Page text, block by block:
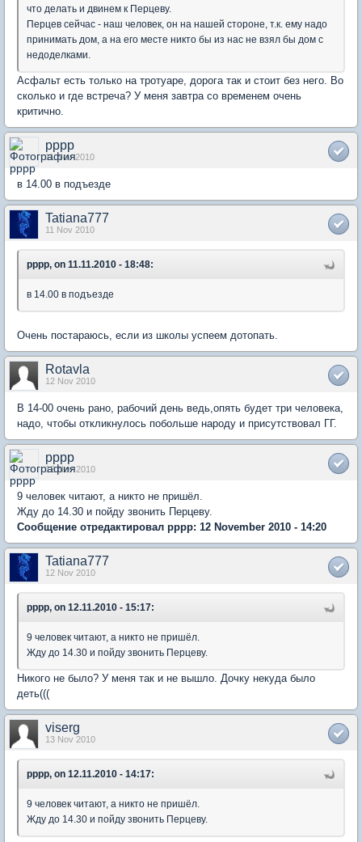
что делать и двинем к Перцеву.
Перцев сейчас - наш человек, он на нашей стороне, т.к. ему надо
принимать дом, а на его месте никто бы из нас не взял бы дом с
недоделками.
Асфальт есть только на тротуаре, дорога так и стоит без него. Во
сколько и где встреча? У меня завтра со временем очень
критично.
pppp
11 Nov 2010
в 14.00 в подъезде
Tatiana777
11 Nov 2010
pppp, on 11.11.2010 - 18:48:
в 14.00 в подъезде
Очень постараюсь, если из школы успеем дотопать.
Rotavla
12 Nov 2010
В 14-00 очень рано, рабочий день ведь,опять будет три человека,
надо, чтобы откликнулось побольше народу и присутствовал ГГ.
pppp
12 Nov 2010
9 человек читают, а никто не пришёл.
Жду до 14.30 и пойду звонить Перцеву.
Сообщение отредактировал pppp: 12 November 2010 - 14:20
Tatiana777
12 Nov 2010
pppp, on 12.11.2010 - 15:17:
9 человек читают, а никто не пришёл.
Жду до 14.30 и пойду звонить Перцеву.
Никого не было? У меня так и не вышло. Дочку некуда было
деть(((
viserg
13 Nov 2010
pppp, on 12.11.2010 - 14:17:
9 человек читают, а никто не пришёл.
Жду до 14.30 и пойду звонить Перцеву.